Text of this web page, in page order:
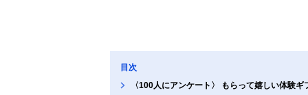
目次
〈100人にアンケート〉 もらって嬉しい体験ギ